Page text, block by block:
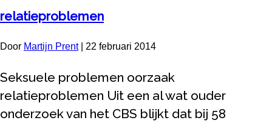
relatieproblemen
Door Martijn Prent| 22 februari 2014
Seksuele problemen oorzaak
relatieproblemen Uit een al wat ouder
onderzoek van het CBS blijkt dat bij 58